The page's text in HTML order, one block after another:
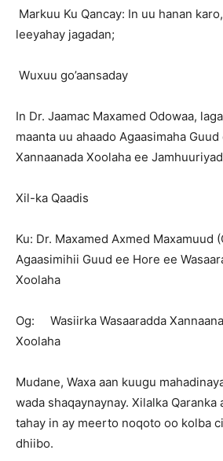
Markuu Ku Qancay: In uu hanan
leeyahay jagadan;
Wuxuu go’aansaday
In Dr. Jaamac Maxamed Odowaa,
maanta uu ahaado Agaasimaha Guud
Xannaanada Xoolaha ee
Xil-ka Qaadis
Ku: Dr. Maxamed Axmed Maxamuud
Agaasimihii Guud ee Hore ee
Xoolaha
Og: Wasiirka Wasaaradda
Xoolaha
Mudane, Waxa aan kuugu
wada shaqaynaynay. Xilalka Qaranka
tahay in ay meerto noqoto oo kolba
dhiibo.